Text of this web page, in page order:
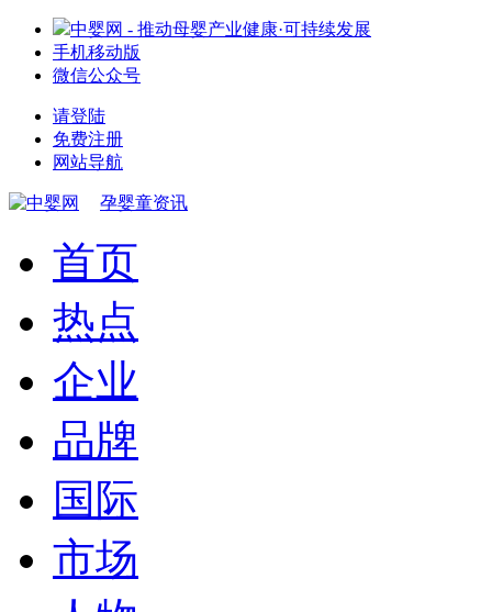
中婴网 - 推动母婴产业健康·可持续发展
手机移动版
微信公众号
请登陆
免费注册
网站导航
孕婴童资讯
首页
热点
企业
品牌
国际
市场